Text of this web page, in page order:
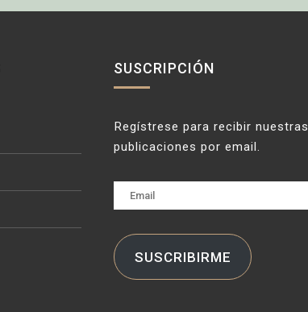
SUSCRIPCIÓN
Regístrese para recibir nuestras
publicaciones por email.
Email
SUSCRIBIRME